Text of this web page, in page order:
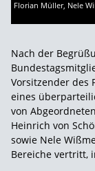
Florian Müller, Nele
Nach der
Vorsitzender des
eines
von
Heinrich von
sowie Nele
Bereiche vertritt,